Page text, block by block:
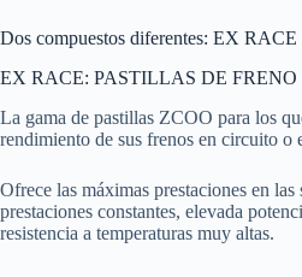
Dos compuestos diferentes: EX
EX RACE: PASTILLAS DE
La gama de pastillas ZCOO para los
rendimiento de sus frenos en circuito o
Ofrece las máximas prestaciones en las
prestaciones constantes, elevada
resistencia a temperaturas muy altas.